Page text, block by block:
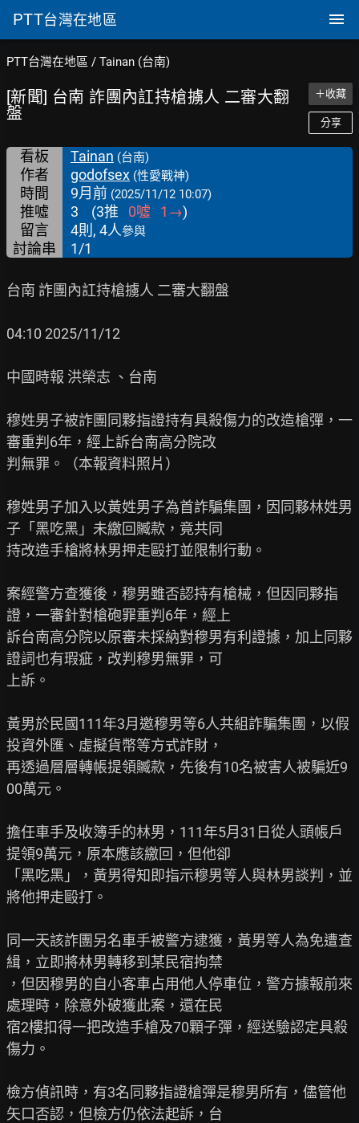
PTT台灣在地區
PTT台灣在地區 / Tainan (台南)
[新聞] 台南 詐團內訌持槍擄人 二審大翻
盤
＋收藏
分享
看板 Tainan (台南)
作者 godofsex (性愛戰神)
時間 9月前 (2025/11/12 10:07)
推噓 3 (3推 0噓 1 →)
留言
4則, 4人參與
討論串 1/1
台南 詐團內訌持槍擄人 二審大翻盤
04:10 2025/11/12
中國時報 洪榮志 、台南
穆姓男子被詐團同夥指證持有具殺傷力的改造槍彈，一
審重判6年，經上訴台南高分院改
判無罪。（本報資料照片）
穆姓男子加入以黃姓男子為首詐騙集團，因同夥林姓男
子「黑吃黑」未繳回贓款，竟共同
持改造手槍將林男押走毆打並限制行動。
案經警方查獲後，穆男雖否認持有槍械，但因同夥指
證，一審針對槍砲罪重判6年，經上
訴台南高分院以原審未採納對穆男有利證據，加上同夥
證詞也有瑕疵，改判穆男無罪，可
上訴。
黃男於民國111年3月邀穆男等6人共組詐騙集團，以假
投資外匯、虛擬貨幣等方式詐財，
再透過層層轉帳提領贓款，先後有10名被害人被騙近9
00萬元。
擔任車手及收簿手的林男，111年5月31日從人頭帳戶
提領9萬元，原本應該繳回，但他卻
「黑吃黑」，黃男得知即指示穆男等人與林男談判，並
將他押走毆打。
同一天該詐團另名車手被警方逮獲，黃男等人為免遭查
緝，立即將林男轉移到某民宿拘禁
，但因穆男的自小客車占用他人停車位，警方據報前來
處理時，除意外破獲此案，還在民
宿2樓扣得一把改造手槍及70顆子彈，經送驗認定具殺
傷力。
檢方偵訊時，有3名同夥指證槍彈是穆男所有，儘管他
矢口否認，但檢方仍依法起訴，台